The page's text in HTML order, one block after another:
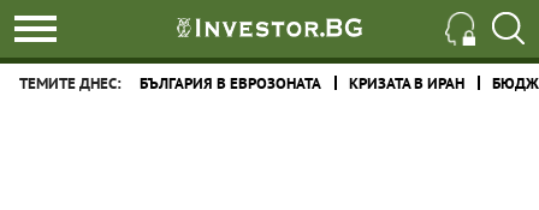
ТЕМИТЕ ДНЕС: БЪЛГАРИЯ В ЕВРОЗОНАТА КРИЗАТА В ИРАН